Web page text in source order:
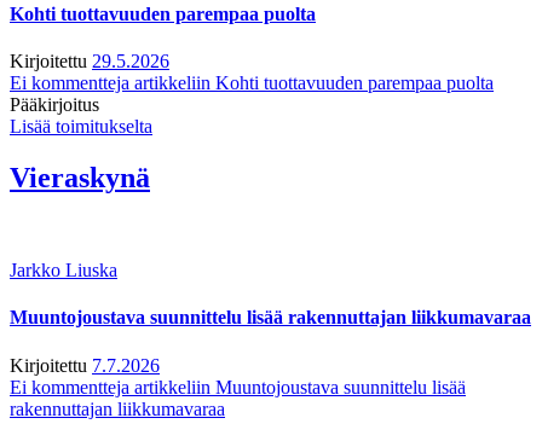
Kohti tuottavuuden parempaa puolta
Kirjoitettu 29.5.2026
Ei kommentteja artikkeliin Kohti tuottavuuden parempaa puolta
Pääkirjoitus
Lisää toimitukselta
Vieraskynä
Jarkko Liuska
Muuntojoustava suunnittelu lisää rakennuttajan liikkumavaraa
Kirjoitettu 7.7.2026
Ei kommentteja artikkeliin Muuntojoustava suunnittelu lisää
rakennuttajan liikkumavaraa